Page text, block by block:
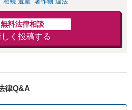
応】
無料法律相談
しく投稿する
律Q&A